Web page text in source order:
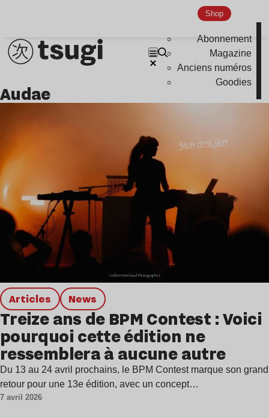
Shop
Abonnement
Magazine
Anciens numéros
Goodies
Audae
Articles news
Treize ans de BPM Contest : Voici
pourquoi cette édition ne
ressemblera à aucune autre
Du 13 au 24 avril prochains, le BPM Contest marque son grand
retour pour une 13e édition, avec un concept…
7 avril 2026